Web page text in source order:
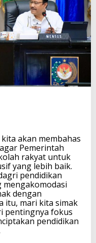
akan membahas
Pemerintah
rakyat untuk
yang lebih baik.
pendidikan
mengakomodasi
dengan
itu, mari kita simak
pentingnya fokus
pendidikan